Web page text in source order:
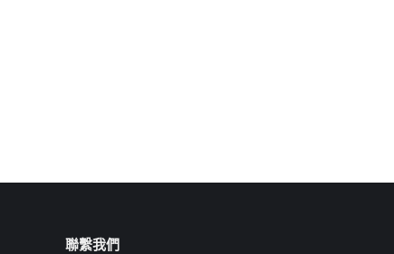
聯繫我們